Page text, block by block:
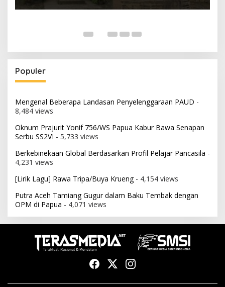
Populer
Mengenal Beberapa Landasan Penyelenggaraan PAUD -
8,484 views
Oknum Prajurit Yonif 756/WS Papua Kabur Bawa Senapan
Serbu SS2VI - 5,733 views
Berkebinekaan Global Berdasarkan Profil Pelajar Pancasila -
4,231 views
[Lirik Lagu] Rawa Tripa/Buya Krueng- 4,154 views
Putra Aceh Tamiang Gugur dalam Baku Tembak dengan
OPM di Papua - 4,071 views